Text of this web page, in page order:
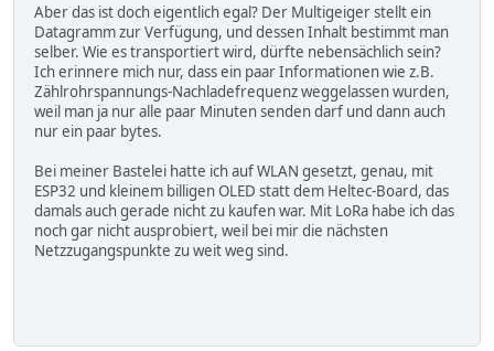
Multigeiger nicht der Sensor selbst.
@Henri Benutzt denn Deine Lösung am Sensor WLAN
oder wirklich ebenfalls LORA?
Aber das ist doch eigentlich egal? Der Multigeiger stellt ein
Datagramm zur Verfügung, und dessen Inhalt bestimmt man
selber. Wie es transportiert wird, dürfte nebensächlich sein?
Ich erinnere mich nur, dass ein paar Informationen wie z.B.
Zählrohrspannungs-Nachladefrequenz weggelassen wurden,
weil man ja nur alle paar Minuten senden darf und dann auch
nur ein paar bytes.
Bei meiner Bastelei hatte ich auf WLAN gesetzt, genau, mit
ESP32 und kleinem billigen OLED statt dem Heltec-Board, das
damals auch gerade nicht zu kaufen war. Mit LoRa habe ich das
noch gar nicht ausprobiert, weil bei mir die nächsten
Netzzugangspunkte zu weit weg sind.